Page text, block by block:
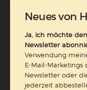
Weiterführende
E-Mail
Neues von
Ja, ich möchte
Newsletter
Verwendung
E-Mail-Marketings
Newsletter oder
jederzeit